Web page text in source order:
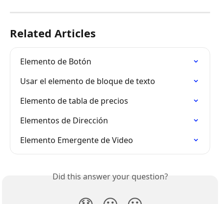
Related Articles
Elemento de Botón
Usar el elemento de bloque de texto
Elemento de tabla de precios
Elementos de Dirección
Elemento Emergente de Video
Did this answer your question?